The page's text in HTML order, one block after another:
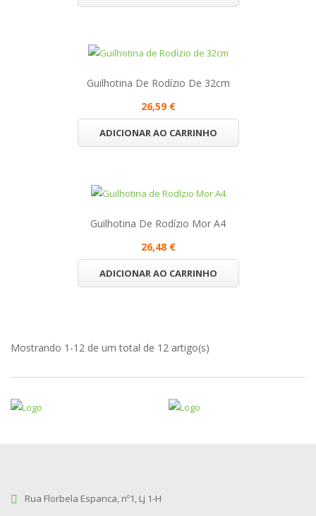
Guilhotina De Rodízio De 32cm
26,59 €
ADICIONAR AO CARRINHO
Guilhotina De Rodízio Mor A4
26,48 €
ADICIONAR AO CARRINHO
Mostrando 1-12 de um total de 12 artigo(s)
Rua Florbela Espanca, nº1, Lj 1-H